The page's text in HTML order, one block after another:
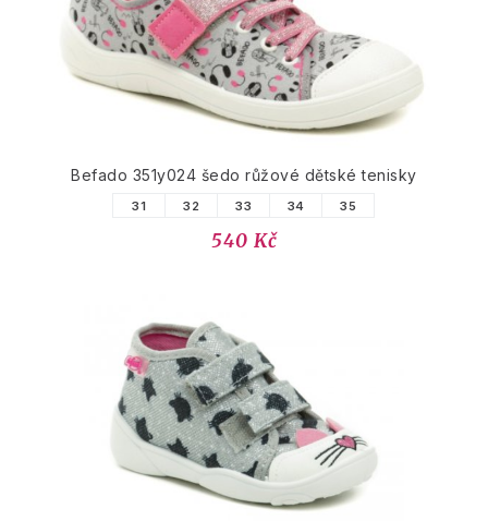
Befado 351y024 šedo růžové dětské tenisky
31 32 33 34 35
540 Kč